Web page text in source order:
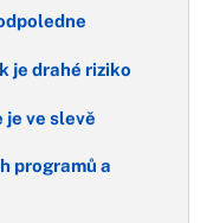
je drahé riziko
je ve slevě
programů a